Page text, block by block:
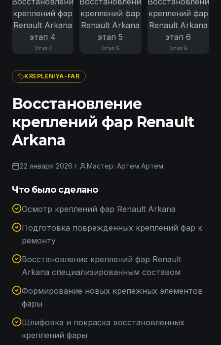
Этап 4 Этап 5 Этап 6
KREPLENIYA-FAR
Восстановление
креплений фар Renault
Arkana
22 января 2026 г. Мастер: Артем Артем
Что было сделано
Осмотр креплений фар Renault Arkana
Подготовка поврежденных креплений фар к
ремонту
Восстановление креплений фар Renault
Arkana специализированным составом
Формирование новых крепежных элементов
фары
Шлифовка и покраска восстановленных
креплений фары